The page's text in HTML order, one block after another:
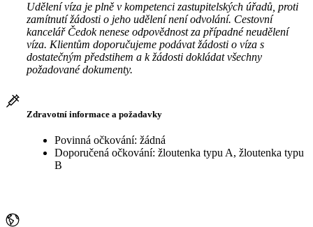
Udělení víza je plně v kompetenci zastupitelských úřadů, proti
zamítnutí žádosti o jeho udělení není odvolání. Cestovní
kancelář Čedok nenese odpovědnost za případné neudělení
víza. Klientům doporučujeme podávat žádosti o víza s
dostatečným předstihem a k žádosti dokládat všechny
požadované dokumenty.
Zdravotní informace a požadavky
Povinná očkování: žádná
Doporučená očkování: žloutenka typu A, žloutenka typu
B